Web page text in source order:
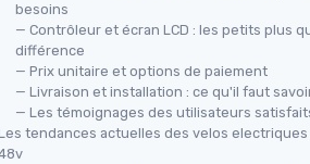
besoins
— Contrôleur et écran LCD : les petits plus
différence
— Prix unitaire et options de paiement
— Livraison et installation : ce qu'il faut
— Les témoignages des utilisateurs
tendances actuelles des velos electriques